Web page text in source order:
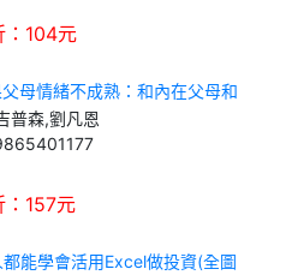
104元
父母情緒不成熟：和內在父母和
邁向情感獨立的大人
普森,劉凡恩
157元
都能學會活用Excel做投資(全圖